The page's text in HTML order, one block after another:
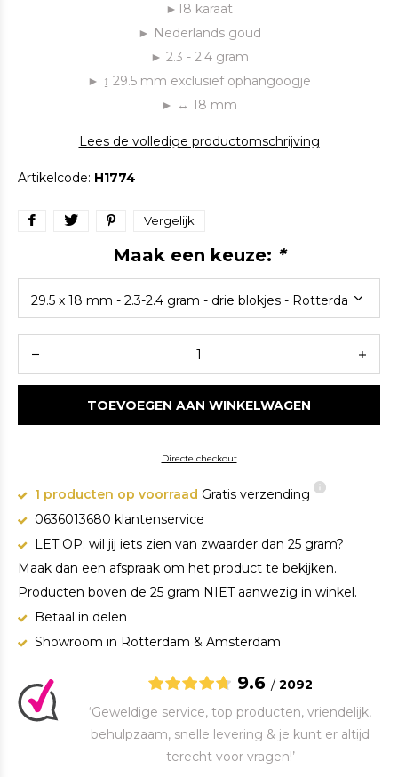
►18 karaat
► Nederlands goud
► 2.3 - 2.4 gram
► ↨ 29.5 mm exclusief ophangoogje
► ↔ 18 mm
Lees de volledige productomschrijving
Artikelcode: H1774
Vergelijk
Maak een keuze: *
TOEVOEGEN AAN WINKELWAGEN
Directe checkout
1 producten op voorraad Gratis verzending
0636013680 klantenservice
LET OP: wil jij iets zien van zwaarder dan 25 gram?
Maak dan een afspraak om het product te bekijken.
Producten boven de 25 gram NIET aanwezig in winkel.
Betaal in delen
Showroom in Rotterdam & Amsterdam
9.6 / 2092
‘Geweldige service, top producten, vriendelijk,
behulpzaam, snelle levering & je kunt er altijd
terecht voor vragen!’